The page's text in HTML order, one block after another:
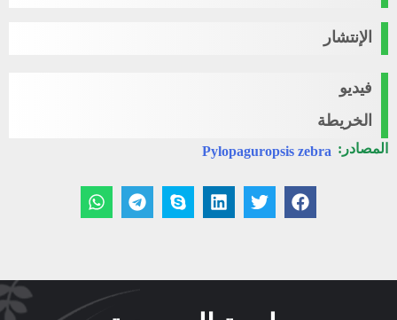
الإنتشار
فيديو
الخريطة
المصادر: Pylopaguropsis zebra